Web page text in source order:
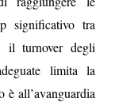
significativo tra
il turnover degli
limita la
all’avanguardia